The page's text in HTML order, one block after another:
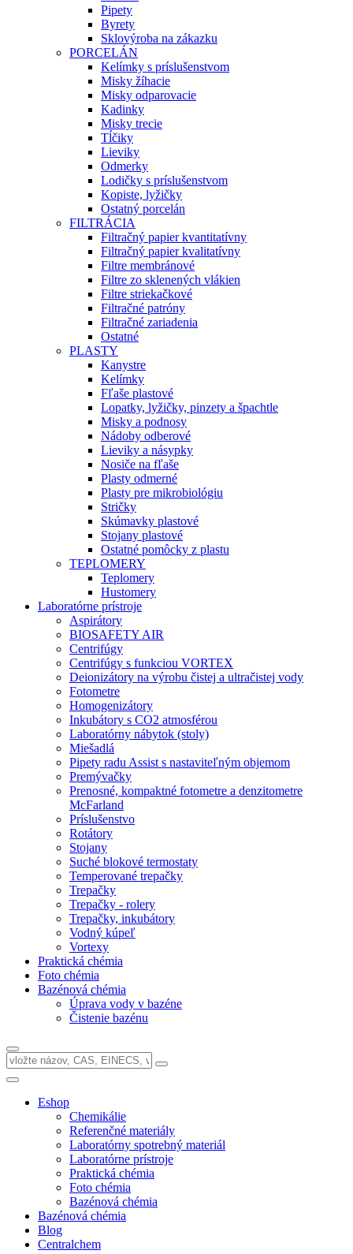
Pipety
Byrety
Sklovýroba na zákazku
PORCELÁN
Kelímky s príslušenstvom
Misky žíhacie
Misky odparovacie
Kadinky
Misky trecie
Tĺčiky
Lieviky
Odmerky
Lodičky s príslušenstvom
Kopiste, lyžičky
Ostatný porcelán
FILTRÁCIA
Filtračný papier kvantitatívny
Filtračný papier kvalitatívny
Filtre membránové
Filtre zo sklenených vlákien
Filtre striekačkové
Filtračné patróny
Filtračné zariadenia
Ostatné
PLASTY
Kanystre
Kelímky
Fľaše plastové
Lopatky, lyžičky, pinzety a špachtle
Misky a podnosy
Nádoby odberové
Lieviky a násypky
Nosiče na fľaše
Plasty odmerné
Plasty pre mikrobiológiu
Stričky
Skúmavky plastové
Stojany plastové
Ostatné pomôcky z plastu
TEPLOMERY
Teplomery
Hustomery
Laboratórne prístroje
Aspirátory
BIOSAFETY AIR
Centrifúgy
Centrifúgy s funkciou VORTEX
Deionizátory na výrobu čistej a ultračistej vody
Fotometre
Homogenizátory
Inkubátory s CO2 atmosférou
Laboratórny nábytok (stoly)
Miešadlá
Pipety radu Assist s nastaviteľným objemom
Premývačky
Prenosné, kompaktné fotometre a denzitometre
McFarland
Príslušenstvo
Rotátory
Stojany
Suché blokové termostaty
Temperované trepačky
Trepačky
Trepačky - rolery
Trepačky, inkubátory
Vodný kúpeľ
Vortexy
Praktická chémia
Foto chémia
Bazénová chémia
Úprava vody v bazéne
Čistenie bazénu
Eshop
Chemikálie
Referenčné materiály
Laboratórny spotrebný materiál
Laboratórne prístroje
Praktická chémia
Foto chémia
Bazénová chémia
Bazénová chémia
Blog
Centralchem